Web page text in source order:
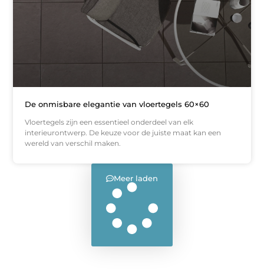
De onmisbare elegantie van vloertegels 60×60
Vloertegels zijn een essentieel onderdeel van elk
interieurontwerp. De keuze voor de juiste maat kan een
wereld van verschil maken.
Meer laden